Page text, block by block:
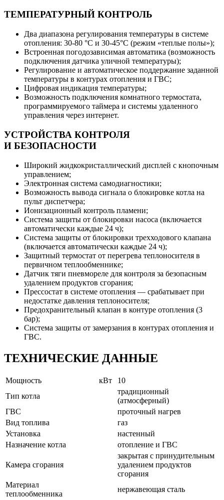
ТЕМПЕРАТУРНЫЙ КОНТРОЛЬ
Два диапазона регулирования температуры в системе
отопления: 30-80 °С и 30-45°С (режим «теплые полы»);
Встроенная погодозависимая автоматика (возможность
подключения датчика уличной температуры);
Регулирование и автоматическое поддержание заданной
температуры в контурах отопления и ГВС;
Цифровая индикация температуры;
Возможность подключения комнатного термостата,
программируемого таймера и системы удаленного
управления через интернет.
УСТРОЙСТВА КОНТРОЛЯ
И БЕЗОПАСНОСТИ
Широкий жидкокристаллический дисплей с кнопочным
управлением;
Электронная система самодиагностики;
Возможность вывода сигнала о блокировке котла на
пульт диспетчера;
Ионизационный контроль пламени;
Система защиты от блокировки насоса (включается
автоматически каждые 24 ч);
Система защиты от блокировки трехходового клапана
(включается автоматически каждые 24 ч);
Защитный термостат от перегрева теплоносителя в
первичном теплообменнике;
Датчик тяги пневмореле для контроля за безопасным
удалением продуктов сгорания;
Прессостат в системе отопления — срабатывает при
недостатке давления теплоносителя;
Предохранительный клапан в контуре отопления (3
бар);
Система защиты от замерзания в контурах отопления и
ГВС.
ТЕХНИЧЕСКИЕ ДАННЫЕ
Мощность кВт
10
Тип котла
традиционный
(атмосферный)
ГВС
проточный нагрев
Вид топлива
газ
Установка
настенный
Назначение котла
отопление и ГВС
Камера сгорания
закрытая с принудительным
удалением продуктов
сгорания
Материал
теплообменника
нержавеющая сталь